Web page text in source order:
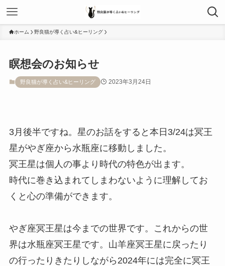
ホーム 野良猫が導く占い&ヒーリング
瞑想会のお知らせ
野良猫が導く占い&ヒーリング 2023年3月24日
3月後半ですね。星のお話をすると本日3/24は冥王
星がやぎ座から水瓶座に移動しました。
冥王星は個人の事より時代の特色が出ます。
時代に巻き込まれてしまわないように理解してお
くと心の準備ができます。
やぎ座冥王星は今までの世界です。これからの世
界は水瓶座冥王星です。山羊座冥王星に戻ったり
の行ったりきたりしながら2024年には完全に冥王